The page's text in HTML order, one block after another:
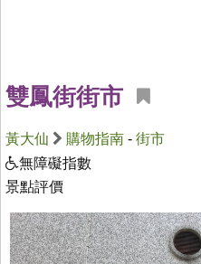
雙鳳街街市
黃大仙 購物指南 - 街市
無障礙指數
景點評價